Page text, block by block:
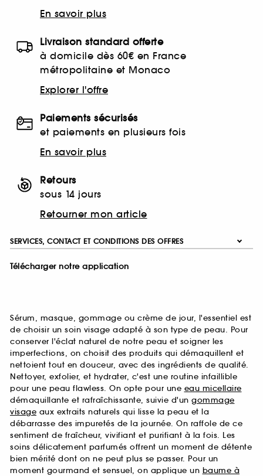
En savoir plus
Livraison standard offerte
à domicile dès 60€ en France
métropolitaine et Monaco
Explorer l'offre
Paiements sécurisés
et paiements en plusieurs fois
En savoir plus
Retours
sous 14 jours
Retourner mon article
SERVICES, CONTACT ET CONDITIONS DES OFFRES
Télécharger notre application
Sérum, masque, gommage ou crème de jour, l'essentiel est
de choisir un soin visage adapté à son type de peau. Pour
conserver l'éclat naturel de notre peau et soigner les
imperfections, on choisit des produits qui démaquillent et
nettoient tout en douceur, avec des ingrédients de qualité.
Nettoyer, exfolier, et hydrater, c'est une routine infaillible
pour une peau flawless. On opte pour une eau micellaire
démaquillante et rafraîchissante, suivie d'un gommage
visage aux extraits naturels qui lisse la peau et la
débarrasse des impuretés de la journée. On raffole de ce
sentiment de fraîcheur, vivifiant et purifiant à la fois. Les
soins délicatement parfumés offrent un moment de détente
bien mérité dont on ne peut plus se passer. Pour un
moment gourmand et sensuel, on applique un baume à